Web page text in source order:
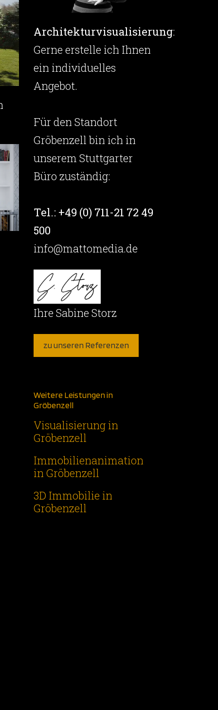
Architekturvisualisierung:
Gerne erstelle ich Ihnen
ein individuelles
Angebot.
Für den Standort
Gröbenzell bin ich in
unserem Stuttgarter
Büro zuständig:
Tel.: +49 (0) 711-21 72 49
500
info@mattomedia.de
Ihre Sabine Storz
zu unseren Referenzen
Weitere Leistungen in
Gröbenzell
Visualisierung in
Gröbenzell
Immobilienanimation
in Gröbenzell
3D Immobilie in
Gröbenzell